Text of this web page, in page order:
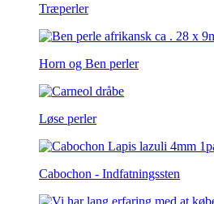
Træperler
Horn og Ben perler
Løse perler
Cabochon - Indfatningssten